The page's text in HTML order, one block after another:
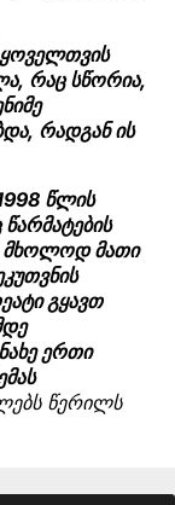
ყოველთვის
რაც სწორია,
რადგან ის
წლის
მხოლოდ მათი
გყავთ
ერთი
წერილს